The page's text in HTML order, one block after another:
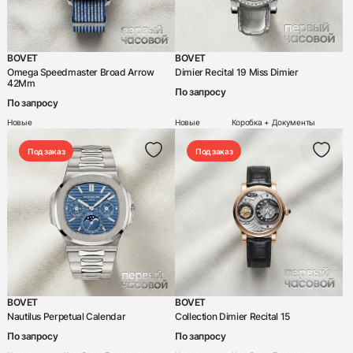
Цена
Пол
Женский
Мужской
Унисекс
Функции
24-х часовая индикация
Flyback-хронограф
Автоподзавод
Будильник
Вечный календарь
BOVET
Omega Speedmaster Broad Arrow
42Mm
По запросу
Новые
BOVET
Dimier Recital 19 Miss Dimier
По запросу
Новые Коробка + Документы
Под заказ
BOVET
Nautilus Perpetual Calendar
По запросу
Под заказ
BOVET
Collection Dimier Recital 15
По запросу